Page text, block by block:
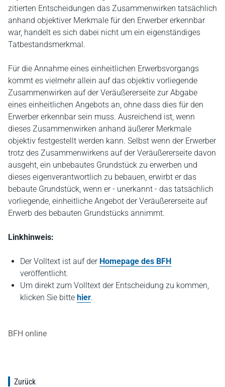
zitierten Entscheidungen das Zusammenwirken tatsächlich
anhand objektiver Merkmale für den Erwerber erkennbar
war, handelt es sich dabei nicht um ein eigenständiges
Tatbestandsmerkmal.
Für die Annahme eines einheitlichen Erwerbsvorgangs
kommt es vielmehr allein auf das objektiv vorliegende
Zusammenwirken auf der Veräußererseite zur Abgabe
eines einheitlichen Angebots an, ohne dass dies für den
Erwerber erkennbar sein muss. Ausreichend ist, wenn
dieses Zusammenwirken anhand äußerer Merkmale
objektiv festgestellt werden kann. Selbst wenn der Erwerber
trotz des Zusammenwirkens auf der Veräußererseite davon
ausgeht, ein unbebautes Grundstück zu erwerben und
dieses eigenverantwortlich zu bebauen, erwirbt er das
bebaute Grundstück, wenn er - unerkannt - das tatsächlich
vorliegende, einheitliche Angebot der Veräußererseite auf
Erwerb des bebauten Grundstücks annimmt.
Linkhinweis:
Der Volltext ist auf der Homepage des BFH
veröffentlicht.
Um direkt zum Volltext der Entscheidung zu kommen,
klicken Sie bitte hier.
BFH online
Zurück